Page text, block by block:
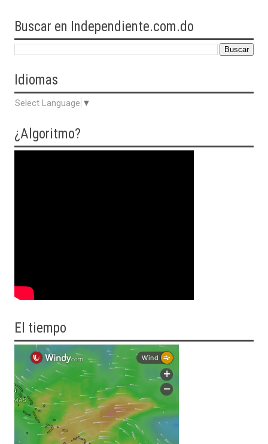
Buscar en Independiente.com.do
Idiomas
Select Language ▼
¿Algoritmo?
El tiempo